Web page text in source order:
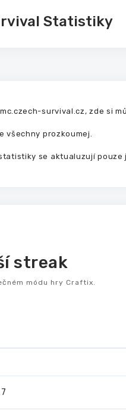
Statistiky
survival.cz, zde si
všechny prozkoumej.
se aktualuzují
streak
módu hry Craftix.